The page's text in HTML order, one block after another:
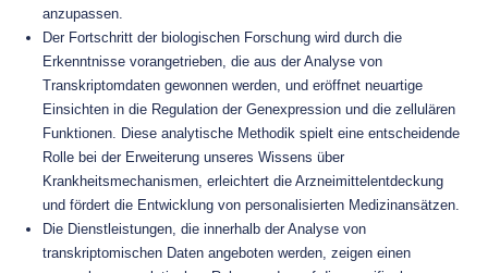
anzupassen.
Der Fortschritt der biologischen Forschung wird durch die
Erkenntnisse vorangetrieben, die aus der Analyse von
Transkriptomdaten gewonnen werden, und eröffnet neuartige
Einsichten in die Regulation der Genexpression und die zellulären
Funktionen. Diese analytische Methodik spielt eine entscheidende
Rolle bei der Erweiterung unseres Wissens über
Krankheitsmechanismen, erleichtert die Arzneimittelentdeckung
und fördert die Entwicklung von personalisierten Medizinansätzen.
Die Dienstleistungen, die innerhalb der Analyse von
transkriptomischen Daten angeboten werden, zeigen einen